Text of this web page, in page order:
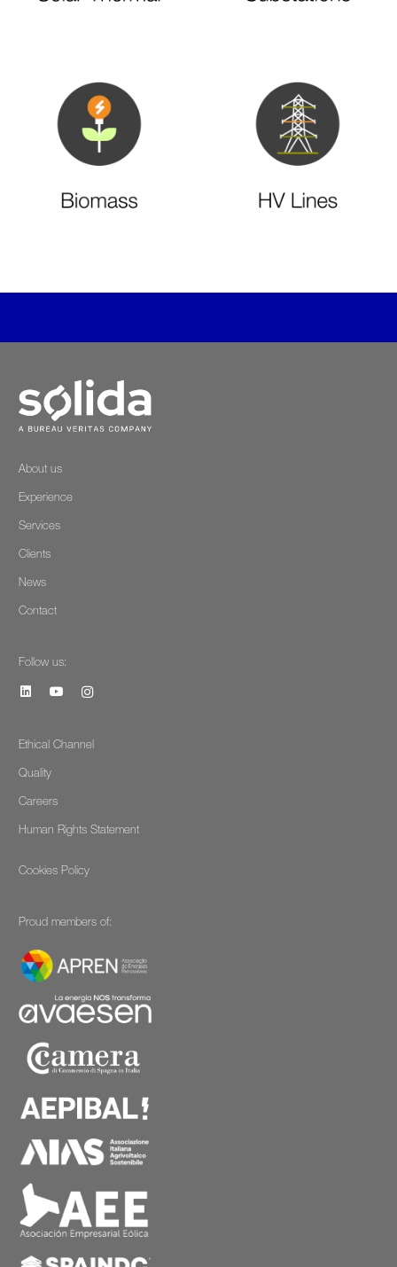
About us
Experience
Services
Clients
News
Contact
Follow us:
Ethical Channel
Quality
Careers
Human Rights Statement
Cookies Policy
Proud members of: